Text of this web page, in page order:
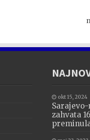
okt 15, 2024
zahvata